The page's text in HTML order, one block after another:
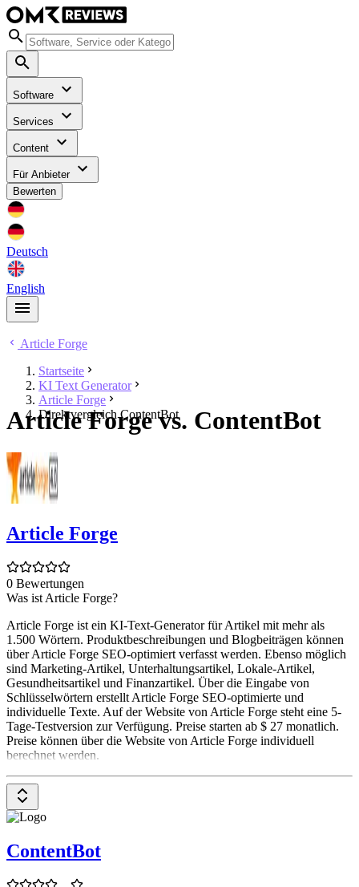
Software
Services
Content
Für Anbieter
Bewerten
Deutsch
English
Article Forge
Startseite
KI Text Generator
Article Forge
Direktvergleich ContentBot
Article Forge vs. ContentBot
Article Forge
0 Bewertungen
Was ist Article Forge?
Article Forge ist ein KI-Text-Generator für Artikel mit mehr als
1.500 Wörtern. Produktbeschreibungen und Blogbeiträgen können
über Article Forge SEO-optimiert verfasst werden. Ebenso möglich
sind Marketing-Artikel, Unterhaltungsartikel, Lokale-Artikel,
Gesundheitsartikel und Finanzartikel. Über die Eingabe von
Schlüsselwörtern erstellt Article Forge SEO-optimierte und
individuelle Texte. Auf der Website von Article Forge steht eine 5-
Tage-Testversion zur Verfügung. Preise starten ab $ 27 monatlich.
Preise können über die Website von Article Forge individuell
berechnet werden.
ContentBot